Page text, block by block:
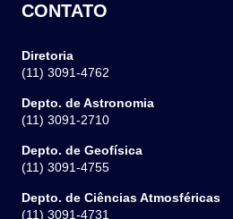
CONTATO
Diretoria
(11) 3091-4762
Depto. de Astronomia
(11) 3091-2710
Depto. de Geofísica
(11) 3091-4755
Depto. de Ciências Atmosféricas
(11) 3091-4731